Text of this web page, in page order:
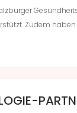
Zudem haben